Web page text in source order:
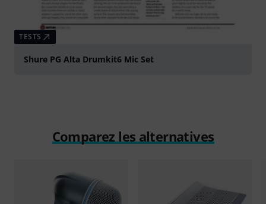
TESTS
Shure PG Alta Drumkit6 Mic Set
Comparez les alternatives